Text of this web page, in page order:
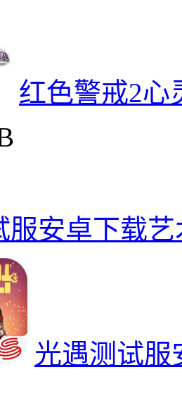
红色警戒2心
服安卓下载
光遇测试服